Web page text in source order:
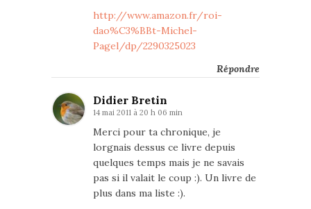
http://www.amazon.fr/roi-
dao%C3%BBt-Michel-
Pagel/dp/2290325023
Répondre
Didier Bretin
14 mai 2011 à 20 h 06 min
Merci pour ta chronique, je
lorgnais dessus ce livre depuis
quelques temps mais je ne savais
pas si il valait le coup :). Un livre de
plus dans ma liste :).